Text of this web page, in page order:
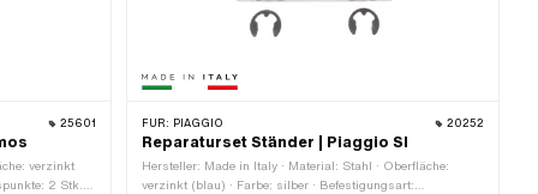
25601
verzinkt
2 Stk. ·
FÜR: PIAGGIO 20252
Reparaturset Ständer | Piaggio SI
Hersteller: Made in Italy · Material: Stahl · Oberfläche:
verzinkt (blau) · Farbe: silber · Befestigungsart: